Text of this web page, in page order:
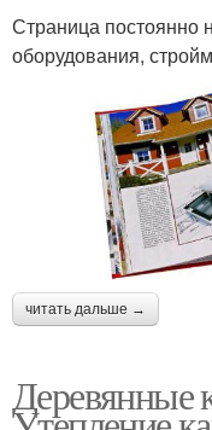
Страница постоянно
оборудования,
читать дальше →
Деревянные